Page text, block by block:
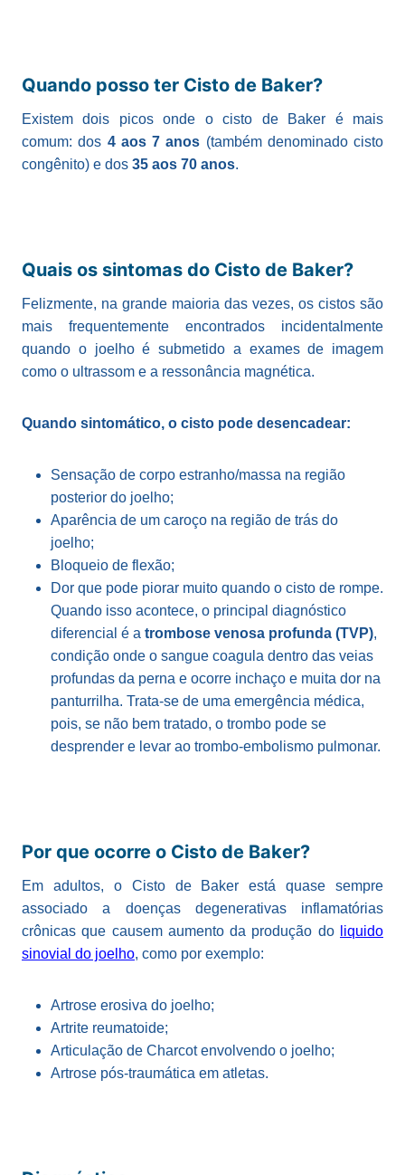
Quando posso ter Cisto de Baker?
Existem dois picos onde o cisto de Baker é mais
comum: dos 4 aos 7 anos (também denominado cisto
congênito) e dos 35 aos 70 anos.
Quais os sintomas do Cisto de Baker?
Felizmente, na grande maioria das vezes, os cistos são
mais frequentemente encontrados incidentalmente
quando o joelho é submetido a exames de imagem
como o ultrassom e a ressonância magnética.
Quando sintomático, o cisto pode desencadear:
Sensação de corpo estranho/massa na região
posterior do joelho;
Aparência de um caroço na região de trás do
joelho;
Bloqueio de flexão;
Dor que pode piorar muito quando o cisto de rompe.
Quando isso acontece, o principal diagnóstico
diferencial é a trombose venosa profunda (TVP),
condição onde o sangue coagula dentro das veias
profundas da perna e ocorre inchaço e muita dor na
panturrilha. Trata-se de uma emergência médica,
pois, se não bem tratado, o trombo pode se
desprender e levar ao trombo-embolismo pulmonar.
Por que ocorre o Cisto de Baker?
Em adultos, o Cisto de Baker está quase sempre
associado a doenças degenerativas inflamatórias
crônicas que causem aumento da produção do
liquido
sinovial do joelho, como por exemplo:
Artrose erosiva do joelho;
Artrite reumatoide;
Articulação de Charcot envolvendo o joelho;
Artrose pós-traumática em atletas.